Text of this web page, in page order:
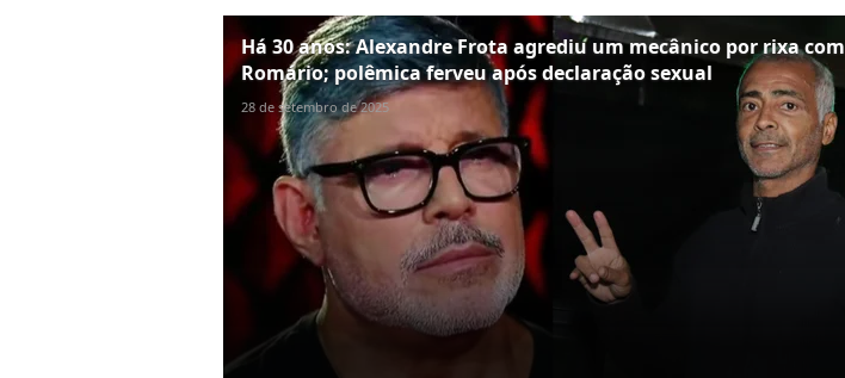
Há 30 anos: Alexandre Frota agrediu um mecânico por rixa com
Romário; polêmica ferveu após declaração sexual
28 de setembro de 2025